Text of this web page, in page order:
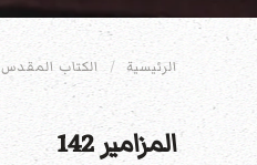
الرئيسية الكتاب المقدس
المزامير 142